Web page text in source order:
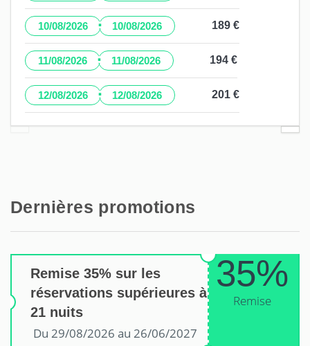
10/08/2026 · 10/08/2026 189 €
11/08/2026 · 11/08/2026 194 €
12/08/2026 · 12/08/2026 201 €
Dernières promotions
Remise 35% sur les
réservations supérieures à
21 nuits
Du 29/08/2026 au 26/06/2027
35%
Remise